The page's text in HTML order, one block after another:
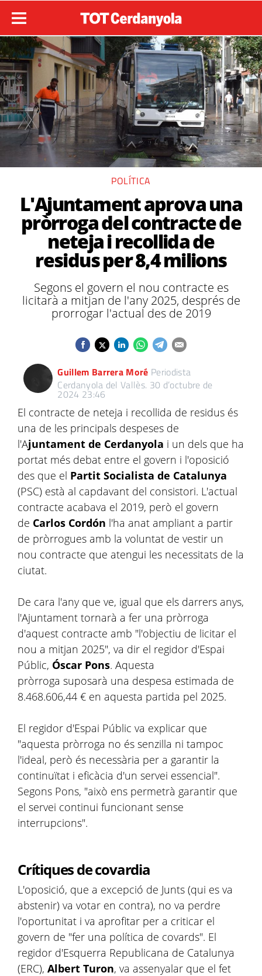
POLÍTICA
L'Ajuntament aprova una
pròrroga del contracte de
neteja i recollida de
residus per 8,4 milions
Segons el govern el nou contracte es
licitarà a mitjan de l'any 2025, després de
prorrogar l'actual des de 2019
Guillem Barrera Moré Periodista
Cerdanyola del Vallès. 30 d’octubre de
2024 23:46
El contracte de neteja i recollida de residus és
una de les principals despeses de
l'Ajuntament de Cerdanyola i un dels que ha
portat més debat entre el govern i l'oposició
des que el Partit Socialista de Catalunya
(PSC) està al capdavant del consistori. L'actual
contracte acabava el 2019, però el govern
de Carlos Cordón l'ha anat ampliant a partir
de pròrrogues amb la voluntat de vestir un
nou contracte que atengui les necessitats de la
ciutat.
De cara l'any que ve, igual que els darrers anys,
l'Ajuntament tornarà a fer una pròrroga
d'aquest contracte amb "l'objectiu de licitar el
nou a mitjan 2025", va dir el regidor d'Espai
Públic, Óscar Pons. Aquesta
pròrroga suposarà una despesa estimada de
8.468.606,44 € en aquesta partida pel 2025.
El regidor d'Espai Públic va explicar que
"aquesta pròrroga no és senzilla ni tampoc
l'ideal, però és necessària per a garantir la
continuïtat i eficàcia d'un servei essencial".
Segons Pons, "això ens permetrà garantir que
el servei continui funcionant sense
interrupcions".
Crítiques de covardia
L'oposició, que a excepció de Junts (qui es va
abstenir) va votar en contra), no va perdre
l'oportunitat i va aprofitar per a criticar el
govern de "fer una política de covards". El
regidor d'Esquerra Republicana de Catalunya
(ERC), Albert Turon, va assenyalar que el fet